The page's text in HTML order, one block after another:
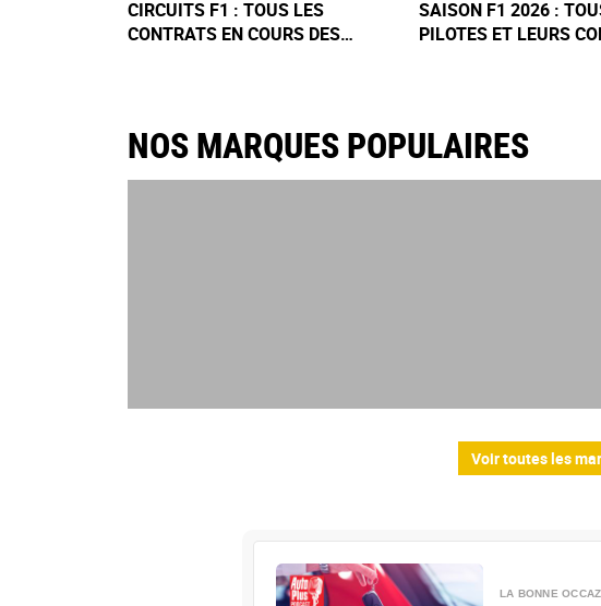
CIRCUITS F1 : TOUS LES
CONTRATS EN COURS DES
SAISON F1 2026 :
PILOTES ET LEURS
NOS MARQUES POPULAIRES
Voir toutes les
LA BONNE